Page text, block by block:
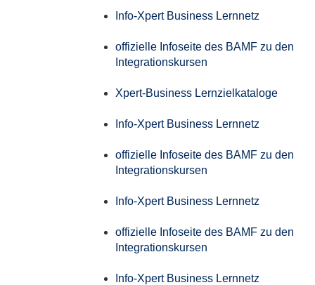
Info-Xpert Business Lernnetz
offizielle Infoseite des BAMF zu den
Integrationskursen
Xpert-Business Lernzielkataloge
Info-Xpert Business Lernnetz
offizielle Infoseite des BAMF zu den
Integrationskursen
Info-Xpert Business Lernnetz
offizielle Infoseite des BAMF zu den
Integrationskursen
Info-Xpert Business Lernnetz